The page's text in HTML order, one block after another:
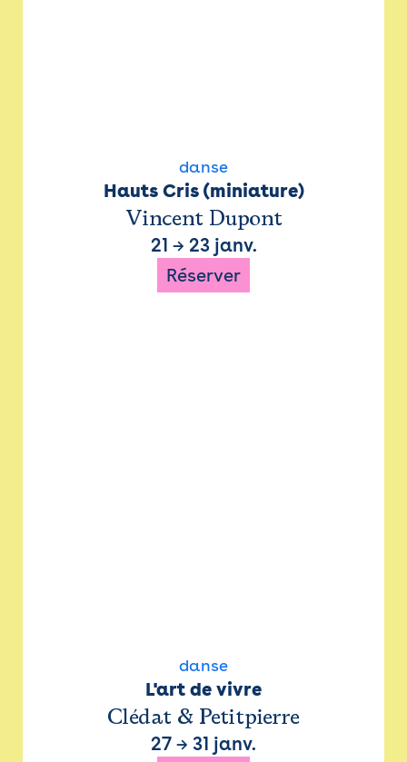
danse
Hauts Cris (miniature)
Vincent Dupont
21 → 23 janv.
Réserver
danse
L'art de vivre
Clédat & Petitpierre
27 → 31 janv.